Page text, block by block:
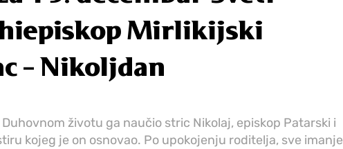
Mirlikijski
– Nikoljdan
životu ga naučio stric Nikolaj, episkop Patarski i
kojeg je on osnovao. Po upokojenju roditelja, sve imanje